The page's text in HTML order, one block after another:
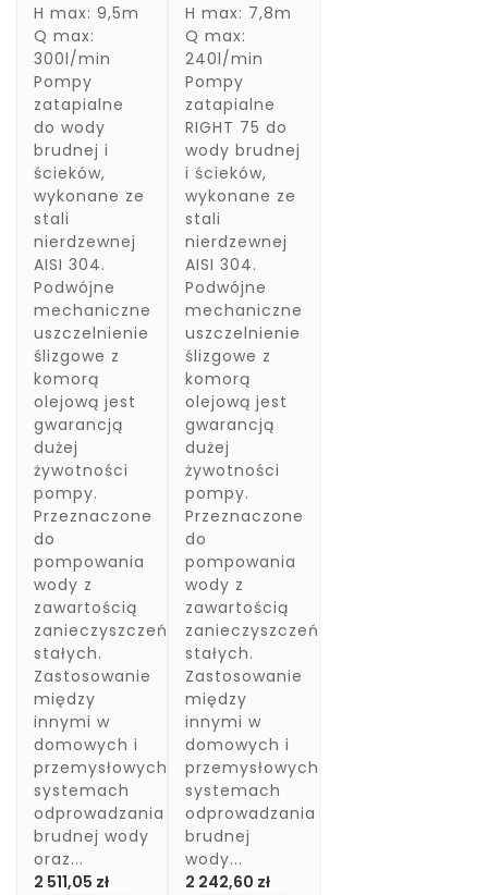
H max: 9,5m
Q max:
300l/min
Pompy
zatapialne
do wody
brudnej i
ścieków,
wykonane ze
stali
nierdzewnej
AISI 304.
Podwójne
mechaniczne
uszczelnienie
ślizgowe z
komorą
olejową jest
gwarancją
dużej
żywotności
pompy.
Przeznaczone
do
pompowania
wody z
zawartością
zanieczyszczeń
stałych.
Zastosowanie
między
innymi w
domowych i
przemysłowych
systemach
odprowadzania
brudnej wody
oraz...
2 511,05 złCena
H max: 7,8m
Q max:
240l/min
Pompy
zatapialne
RIGHT 75 do
wody brudnej
i ścieków,
wykonane ze
stali
nierdzewnej
AISI 304.
Podwójne
mechaniczne
uszczelnienie
ślizgowe z
komorą
olejową jest
gwarancją
dużej
żywotności
pompy.
Przeznaczone
do
pompowania
wody z
zawartością
zanieczyszczeń
stałych.
Zastosowanie
między
innymi w
domowych i
przemysłowych
systemach
odprowadzania
brudnej
wody...
2 242,60 złCena